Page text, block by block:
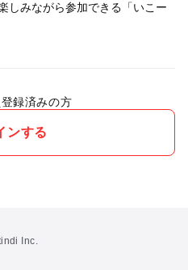
しみながら参加できる「いこー
録済みの方
ンする
Inc.